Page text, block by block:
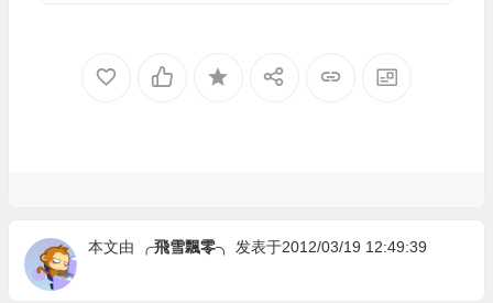
本文由 ╭飛雪飄零╮ 发表于2012/03/19 12:49:39